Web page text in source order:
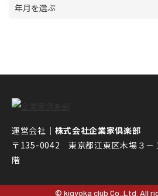
年月を選ぶ
運営会社｜ 株式会社企業家倶楽部
〒135-0042 東京都江東区木場３－
階
© kigyoka club Co.,Ltd. All